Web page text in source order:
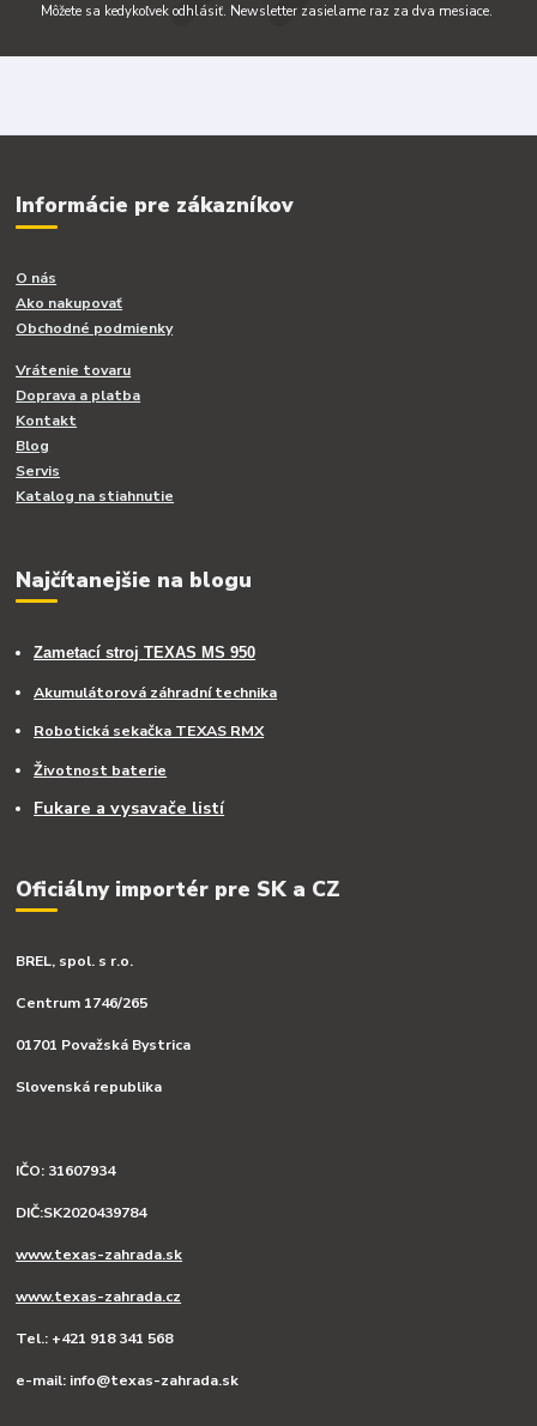
Môžete sa kedykoľvek odhlásiť. Newsletter zasielame raz za dva mesiace.
Informácie pre zákazníkov
O nás
Ako nakupovať
Obchodné podmienky
Vrátenie tovaru
Doprava a platba
Kontakt
Blog
Servis
Katalog na stiahnutie
Najčítanejšie na blogu
Zametací stroj TEXAS MS 950
Akumulátorová záhradní technika
Robotická sekačka TEXAS RMX
Životnost baterie
Fukare a vysavače listí
Oficiálny importér pre SK a CZ
BREL, spol. s r.o.
Centrum 1746/265
01701 Považská Bystrica
Slovenská republika
IČO: 31607934
DIČ:SK2020439784
www.texas-zahrada.sk
www.texas-zahrada.cz
Tel.: +421 918 341 568
e-mail: info@texas-zahrada.sk